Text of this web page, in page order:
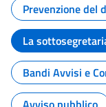
Prevenzione del
La
Bandi Avvisi e